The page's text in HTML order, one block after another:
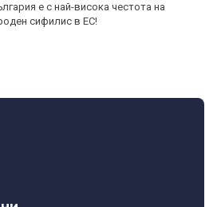
е с най-висока честота на
сифилис в ЕС!